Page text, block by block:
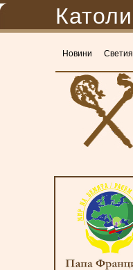
Новини